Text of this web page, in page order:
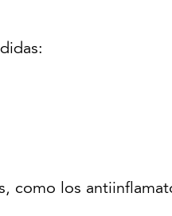
como los